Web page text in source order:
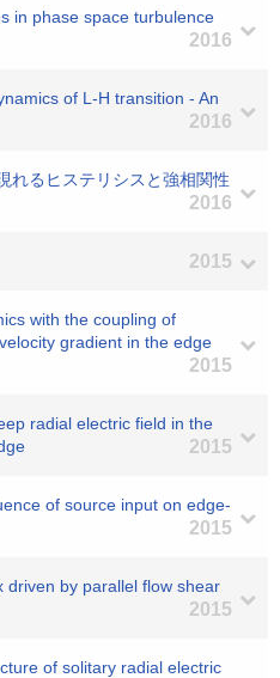
in phase space turbulence
2016
of L-H transition - An
2016
れるヒステリシスと強相関性
2016
2015
with the coupling of
gradient in the edge
2015
radial electric field in the
2015
of source input on edge-
2015
driven by parallel flow shear
2015
of solitary radial electric